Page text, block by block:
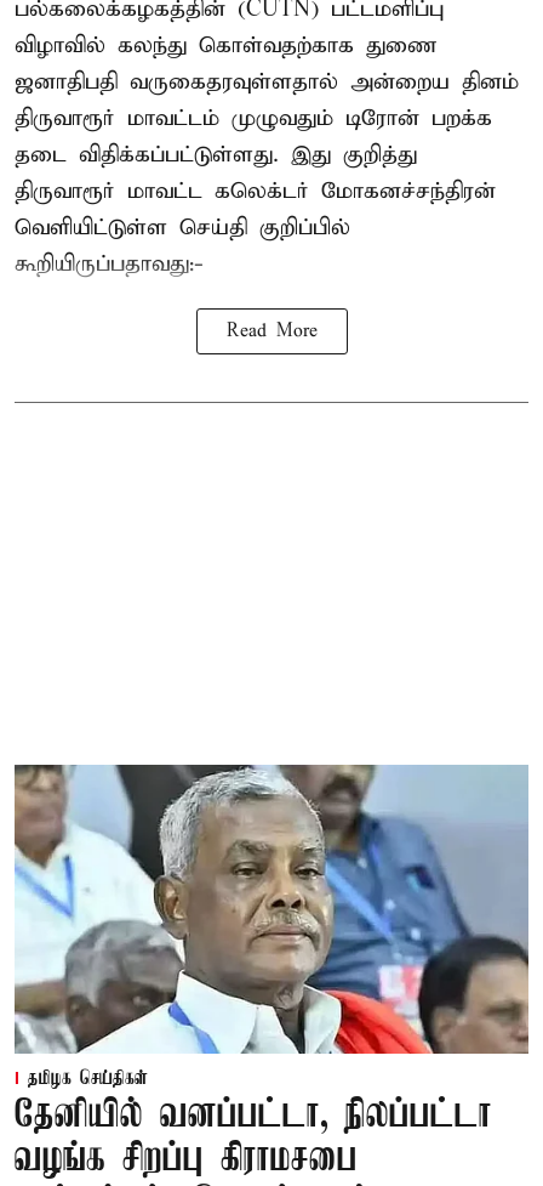
பல்கலைக்கழகத்தின் (CUTN) பட்டமளிப்பு
விழாவில் கலந்து கொள்வதற்காக துணை
ஜனாதிபதி வருகைதரவுள்ளதால் அன்றைய தினம்
திருவாரூர் மாவட்டம் முழுவதும் டிரோன் பறக்க
தடை விதிக்கப்பட்டுள்ளது. இது குறித்து
திருவாரூர் மாவட்ட கலெக்டர் மோகனச்சந்திரன்
வெளியிட்டுள்ள செய்தி குறிப்பில்
கூறியிருப்பதாவது:-
Read More
தமிழக செய்திகள்
தேனியில் வனப்பட்டா, நிலப்பட்டா
வழங்க சிறப்பு கிராமசபை